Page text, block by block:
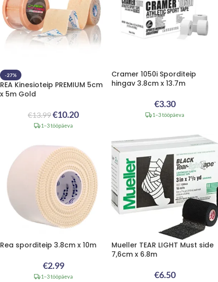
-27%
REA Kinesioteip PREMIUM 5cm
x 5m Gold
€13.99€10.20
1–3 tööpäeva
Cramer 1050i Sporditeip
hingav 3.8cm x 13.7m
€3.30
1–3 tööpäeva
Rea sporditeip 3.8cm x 10m
€2.99
1–3 tööpäeva
Mueller TEAR LIGHT Must side
7,6cm x 6.8m
€6.50